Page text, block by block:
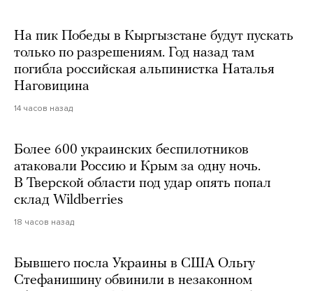
На пик Победы в Кыргызстане будут пускать
только по разрешениям. Год назад там
погибла российская альпинистка Наталья
Наговицина
14 часов назад
Более 600 украинских беспилотников
атаковали Россию и Крым за одну ночь.
В Тверской области под удар опять попал
склад Wildberries
18 часов назад
Бывшего посла Украины в США Ольгу
Стефанишину обвинили в незаконном